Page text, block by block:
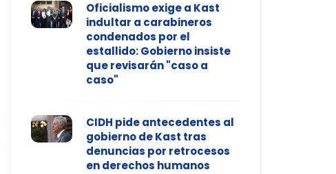
Oficialismo exige a Kast
indultar a carabineros
condenados por el
estallido: Gobierno insiste
que revisarán "caso a
caso"
CIDH pide antecedentes al
gobierno de Kast tras
denuncias por retrocesos
en derechos humanos